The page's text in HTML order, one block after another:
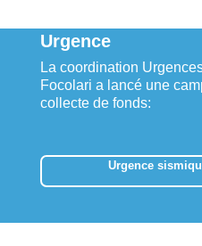
Urgence
La coordination
Focolari a lancé une
collecte de fonds:
Urgence